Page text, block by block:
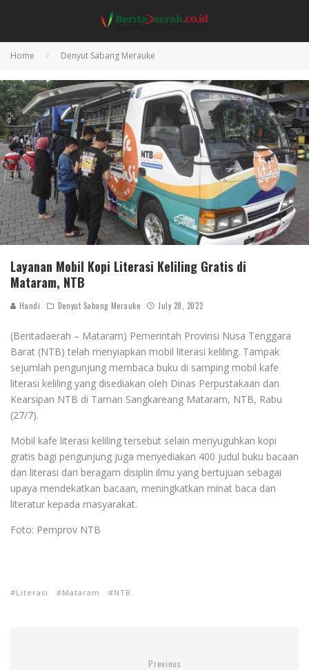
Home Denyut Sabang Merauke
Layanan Mobil Kopi Literasi Keliling Gratis di
Mataram, NTB
Handi Denyut Sabang Merauke July 28, 2022
(Beritadaerah – Mataram) Pemerintah Provinsi Nusa Tenggara
Barat (NTB) telah menyiapkan mobil literasi keliling. Tampak
sejumlah pengunjung membaca buku di samping mobil kafe
literasi keliling yang disediakan oleh Dinas Perpustakaan dan
Kearsipan NTB di Taman Sangkareang Mataram, NTB, Rabu
(27/7).
Mobil kafe literasi keliling tersebut selain menyuguhkan kopi
gratis bagi pengunjung juga menyediakan 400 judul buku bacaan
dan literasi dari beragam disiplin ilmu yang bertujuan sebagai
upaya mendekatkan bacaan, meningkatkan minat baca dan
literatur kepada masyarakat.
Foto: Pemprov NTB
Literasi Mataram NTB
Previous